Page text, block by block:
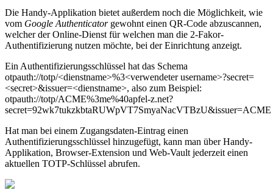
Die Handy-Applikation bietet außerdem noch die Möglichkeit, wie
vom Google Authenticatorgewohnt einen QR-Code abzuscannen,
welcher der Online-Dienst für welchen man die 2-Fakor-
Authentifizierung nutzen möchte, bei der Einrichtung anzeigt.
Ein Authentifizierungsschlüssel hat das Schema
otpauth://totp/<dienstname>%3<verwendeter username>?secret=
<secret>&issuer=<dienstname>, also zum Beispiel:
otpauth://totp/ACME%3me%40apfel-z.net?
secret=92wk7tukzkbtaRUWpVT7SmyaNacVTBzU&issuer=ACME
Hat man bei einem Zugangsdaten-Eintrag einen
Authentifizierungsschlüssel hinzugefügt, kann man über Handy-
Applikation, Browser-Extension und Web-Vault jederzeit einen
aktuellen TOTP-Schlüssel abrufen.